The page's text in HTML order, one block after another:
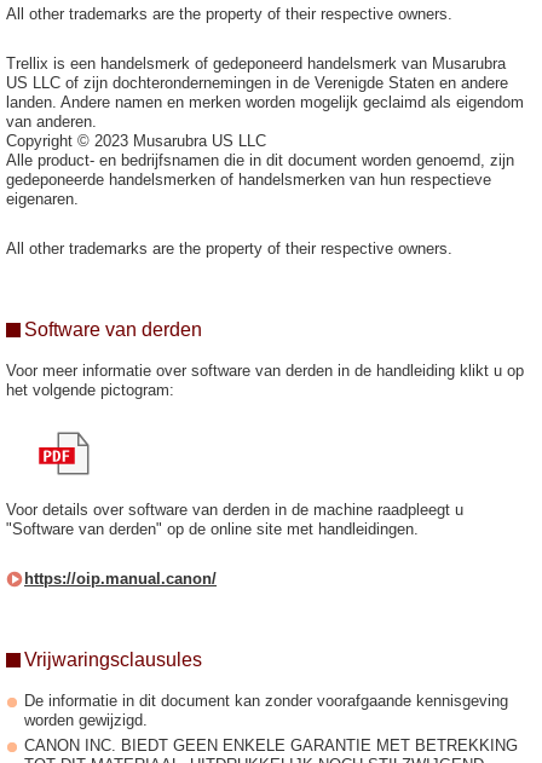
All other trademarks are the property of their respective owners.
Trellix is een handelsmerk of gedeponeerd handelsmerk van Musarubra
US LLC of zijn dochterondernemingen in de Verenigde Staten en andere
landen. Andere namen en merken worden mogelijk geclaimd als eigendom
van anderen.
Copyright © 2023 Musarubra US LLC
Alle product- en bedrijfsnamen die in dit document worden genoemd, zijn
gedeponeerde handelsmerken of handelsmerken van hun respectieve
eigenaren.
All other trademarks are the property of their respective owners.
Software van derden
Voor meer informatie over software van derden in de handleiding klikt u op
het volgende pictogram:
Voor details over software van derden in de machine raadpleegt u
"Software van derden" op de online site met handleidingen.
https://oip.manual.canon/
Vrijwaringsclausules
De informatie in dit document kan zonder voorafgaande kennisgeving
worden gewijzigd.
CANON INC. BIEDT GEEN ENKELE GARANTIE MET BETREKKING